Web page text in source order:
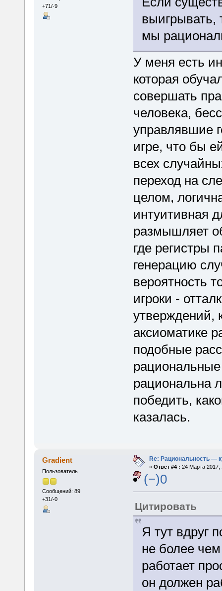
+71/-9
выигрывать,
мы
У меня есть
которая
совершать
человека,
управлявшие
игре, что бы
всех
переход на
целом,
интуитивная
размышляет
где регистры
генерацию
вероятность
игроки -
утверждений,
аксиоматике
подобные
рациональна
победить,
казалась.
Gradient
Пользователь
Сообщений: 89
+31/-0
Re: Рациональность —
« Ответ #4 : 24 Марта 2017,
(−)0
Цитировать
Я тут вдруг
не более
работает
он должен